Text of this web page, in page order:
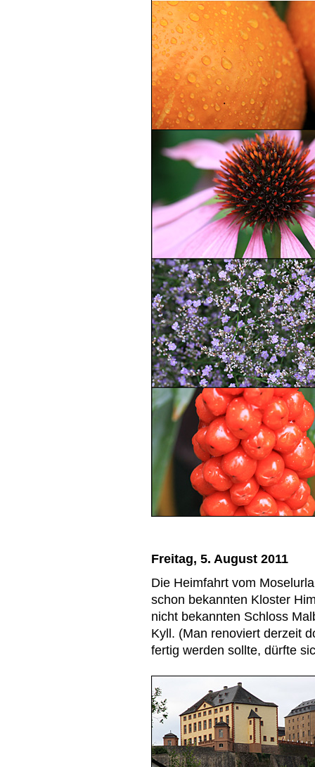
Freitag, 5. August 2011
Die Heimfahrt vom
schon bekannten Kloster
nicht bekannten Schloss
Kyll. (Man renoviert derzeit
fertig werden sollte, dürfte